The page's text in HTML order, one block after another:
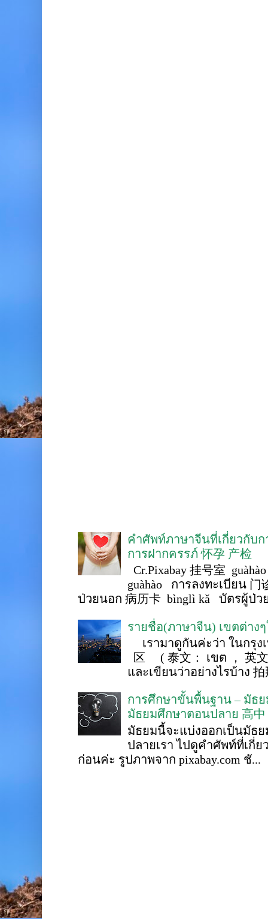
คำศัพท์ภาษาจีนที่เกี่ยวกับ
การฝากครรภ์ 怀孕 产检
Cr.Pixabay 挂号室
guàhào การลงทะเบียน 门
ป่วยนอก 病历卡 bìnglì kǎ บัตรผู้ป่ว
รายชื่อ(ภาษาจีน) เขตต่าง
เรามาดูกันค่ะว่า ในกรุง
区 ( 泰文： เขต ， 英
และเขียนว่าอย่างไรบ้าง 拍
การศึกษาขั้นพื้นฐาน – มัธ
มัธยมศึกษาตอนปลาย 高中
มัธยมนี้จะแบ่งออกเป็นมัธ
ปลายเรา ไปดูคำศัพท์ที่เกี่
ก่อนค่ะ รูปภาพจาก pixabay.com ชั...